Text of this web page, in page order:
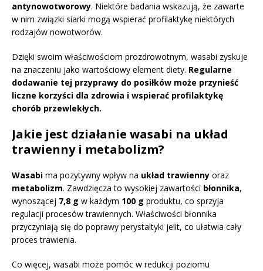
antynowotworowy. Niektóre badania wskazują, że zawarte
w nim związki siarki mogą wspierać profilaktykę niektórych
rodzajów nowotworów.
Dzięki swoim właściwościom prozdrowotnym, wasabi zyskuje
na znaczeniu jako wartościowy element diety. Regularne
dodawanie tej przyprawy do posiłków może przynieść
liczne korzyści dla zdrowia i wspierać profilaktykę
chorób przewlekłych.
Jakie jest działanie wasabi na układ
trawienny i metabolizm?
Wasabi ma pozytywny wpływ na układ trawienny oraz
metabolizm. Zawdzięcza to wysokiej zawartości błonnika,
wynoszącej 7,8 g w każdym 100 g produktu, co sprzyja
regulacji procesów trawiennych. Właściwości błonnika
przyczyniają się do poprawy perystaltyki jelit, co ułatwia cały
proces trawienia.
Co więcej, wasabi może pomóc w redukcji poziomu